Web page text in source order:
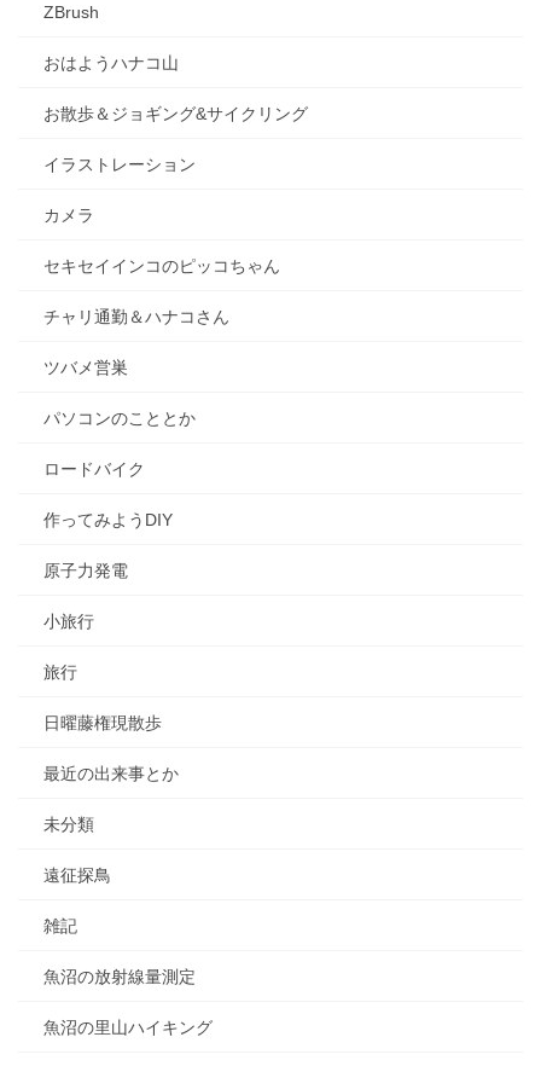
ZBrush
おはようハナコ山
お散歩＆ジョギング&サイクリング
イラストレーション
カメラ
セキセイインコのピッコちゃん
チャリ通勤＆ハナコさん
ツバメ営巣
パソコンのこととか
ロードバイク
作ってみようDIY
原子力発電
小旅行
旅行
日曜藤権現散歩
最近の出来事とか
未分類
遠征探鳥
雑記
魚沼の放射線量測定
魚沼の里山ハイキング